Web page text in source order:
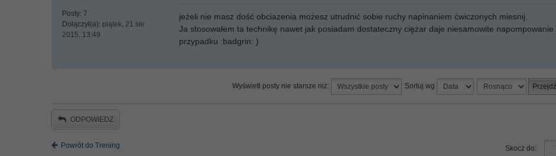
Posty: 7
Dołączył(a): piątek, 21 sie
2015, 13:49
jeżeli nie masz dość obciazenia możesz utrudnić sobie ruchy napinaniem ćwiczonych miesnij.
Ja stosowałem ta technikę nawet jak posiadam dostateczny ciężar daje niesamowite
przypadku :badgrin: )
Wyświetl posty nie starsze niż: Sortuj wg
ODPOWIEDZ
Powrót do Trening Skocz do: